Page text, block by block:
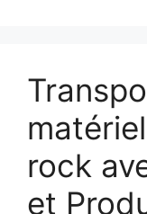
rock
et